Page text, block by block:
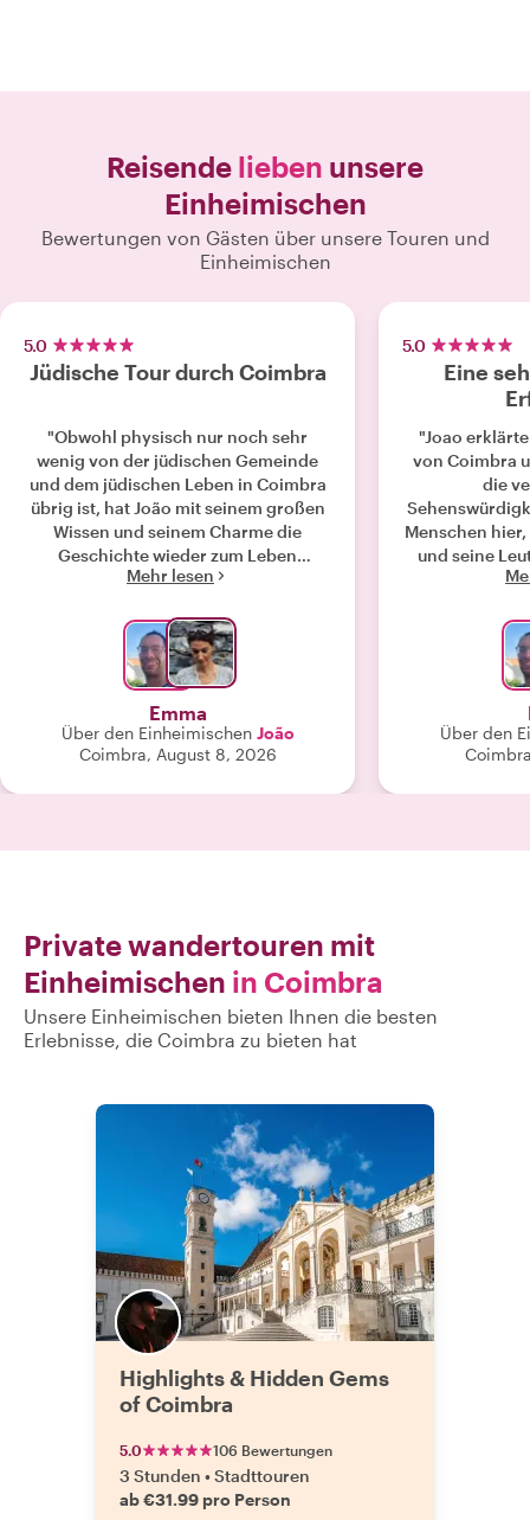
Reisende lieben unsere
Einheimischen
Bewertungen von Gästen über unsere Touren und
Einheimischen
5.0
Jüdische Tour durch Coimbra
"Obwohl physisch nur noch sehr
wenig von der jüdischen Gemeinde
und dem jüdischen Leben in Coimbra
übrig ist, hat João mit seinem großen
Wissen und seinem Charme die
Geschichte wieder zum Leben
erweckt. Seine anthropologische
Stadt, insbesondere sein besonderes
Interesse an der Inquisition, war
sowohl erschütternd als auch
faszinierend."
Mehr lesen
Emma
Über den Einheimischen João
Coimbra, August 8, 2026
5.0
Eine
"Joao
von Coimbra
die
Menschen
und seine
überrascht
Über den
Private wandertouren mit
Einheimischen in Coimbra
Unsere Einheimischen bieten Ihnen die besten
Erlebnisse, die Coimbra zu bieten hat
Highlights & Hidden Gems
of Coimbra
5.0 106 Bewertungen
3 Stunden •Stadttouren
ab €31.99 pro Person